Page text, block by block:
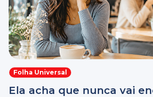
Folha Universal
Ela acha que nunca vai